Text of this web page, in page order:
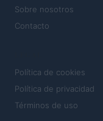
Sobre nosotros
Contacto
Política de cookies
Política de privacidad
Términos de uso